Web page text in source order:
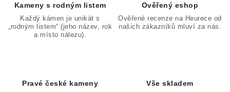
Kameny s rodným listem
Každý kámen je unikát s
„rodným listem“ (jeho název, rok
a místo nálezu).
Ověřený eshop
Ověřené recenze na Heurece od
našich zákazníků mluví za nás.
Pravé české kameny Vše skladem